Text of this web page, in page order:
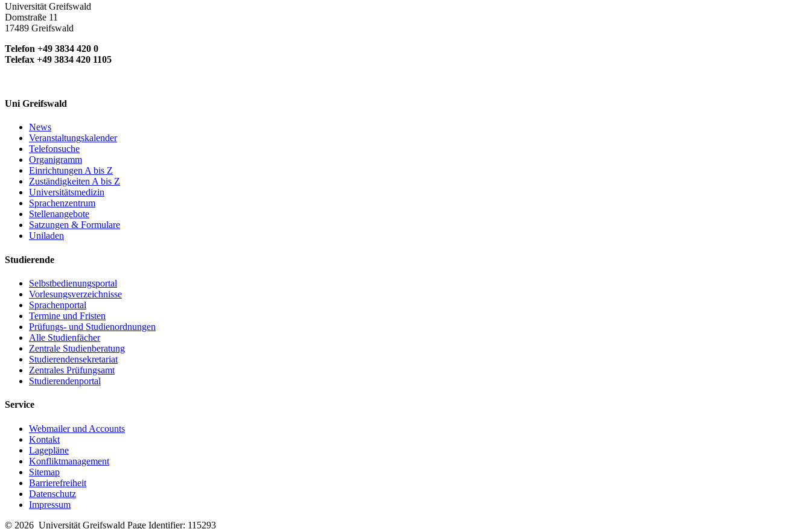
Universität Greifswald
Domstraße 11
17489 Greifswald
Telefon +49 3834 420 0
Telefax +49 3834 420 1105
Uni Greifswald
News
Veranstaltungskalender
Telefonsuche
Organigramm
Einrichtungen A bis Z
Zuständigkeiten A bis Z
Universitätsmedizin
Sprachenzentrum
Stellenangebote
Satzungen & Formulare
Uniladen
Studierende
Selbstbedienungsportal
Vorlesungsverzeichnisse
Sprachenportal
Termine und Fristen
Prüfungs- und Studienordnungen
Alle Studienfächer
Zentrale Studienberatung
Studierendensekretariat
Zentrales Prüfungsamt
Studierendenportal
Service
Webmailer und Accounts
Kontakt
Lagepläne
Konfliktmanagement
Sitemap
Barrierefreiheit
Datenschutz
Impressum
© 2026 Universität Greifswald Page Identifier: 115293